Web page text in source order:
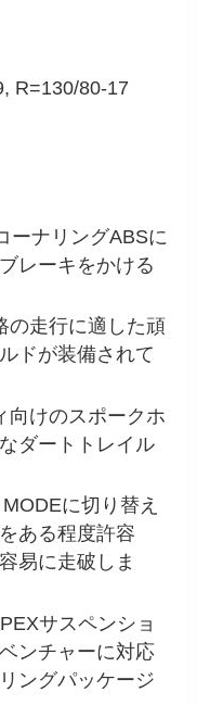
R=130/80-17
ーナリングABSに
レーキをかける
の走行に適した頑
ドが装備されて
向けのスポークホ
ダートトレイル
に切り替え
ある程度許容
易に走破しま
サスペンショ
ンチャーに対応
ングパッケージ